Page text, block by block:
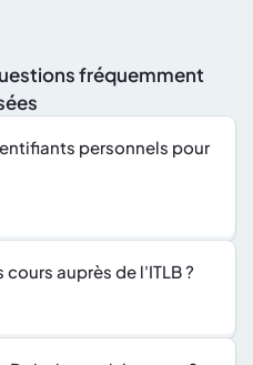
fréquemment
personnels pour
auprès de l'ITLB ?